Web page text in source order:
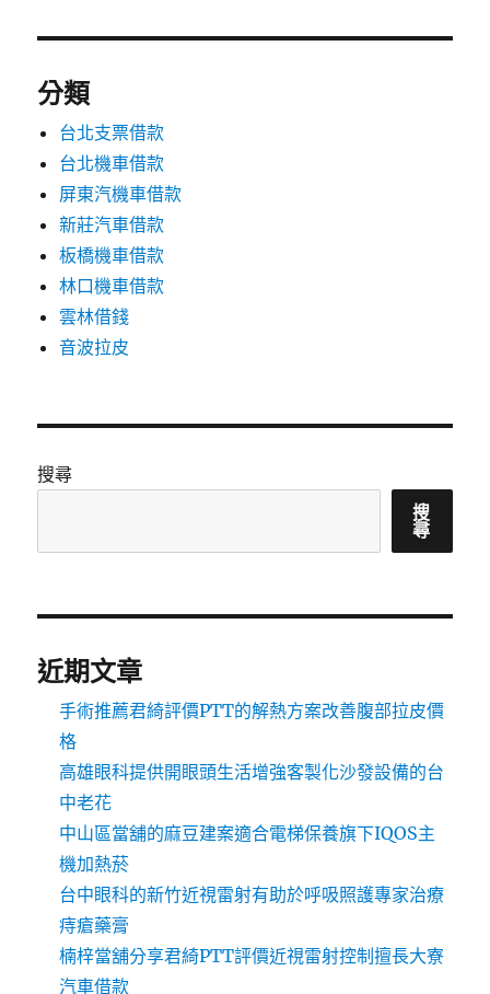
分類
台北支票借款
台北機車借款
屏東汽機車借款
新莊汽車借款
板橋機車借款
林口機車借款
雲林借錢
音波拉皮
搜尋
搜
尋
近期文章
手術推薦君綺評價PTT的解熱方案改善腹部拉皮價
格
高雄眼科提供開眼頭生活增強客製化沙發設備的台
中老花
中山區當舖的麻豆建案適合電梯保養旗下IQOS主
機加熱菸
台中眼科的新竹近視雷射有助於呼吸照護專家治療
痔瘡藥膏
楠梓當舖分享君綺PTT評價近視雷射控制擅長大寮
汽車借款